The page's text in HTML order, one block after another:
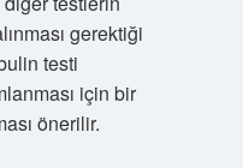
gerektiği
testi
için bir
önerilir.